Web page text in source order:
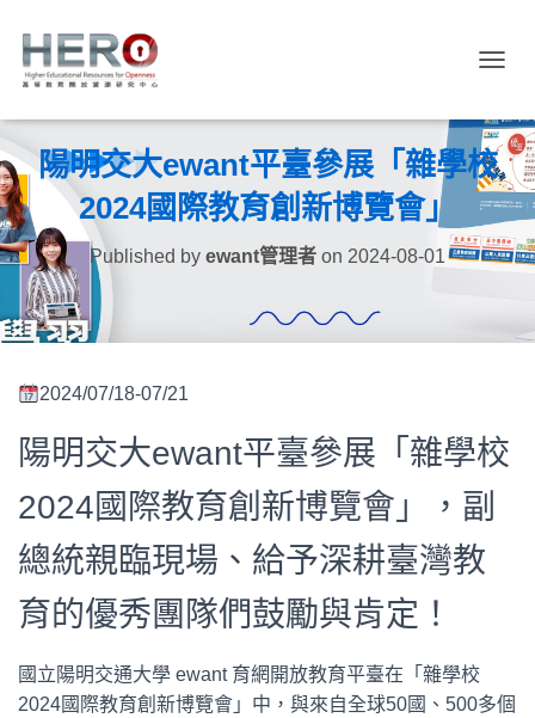
陽明交大ewant平臺參展「雜學校
2024國際教育創新博覽會」
Published by ewant管理者 on 2024-08-01
2024/07/18-07/21
陽明交大ewant平臺參展「雜學校
2024國際教育創新博覽會」，副
總統親臨現場、給予深耕臺灣教
育的優秀團隊們鼓勵與肯定！
國立陽明交通大學 ewant 育網開放教育平臺在「雜學校
2024國際教育創新博覽會」中，與來自全球50國、500多個